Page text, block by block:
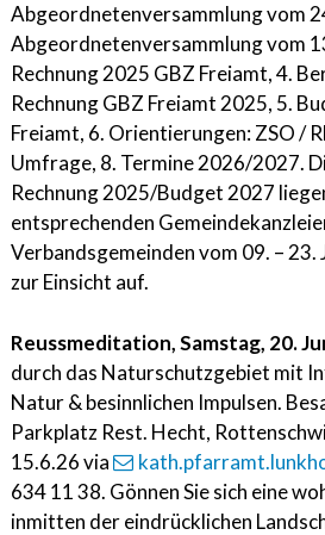
Abgeordnetenversammlung vom
Abgeordnetenversammlung vom
Rechnung 2025 GBZ Freiamt, 4.
Rechnung GBZ Freiamt 2025, 5.
Freiamt, 6. Orientierungen: ZSO /
Umfrage, 8. Termine 2026/2027.
Rechnung 2025/Budget 2027
entsprechenden
Verbandsgemeinden vom 09. –
zur Einsicht auf.
Reussmeditation, Samstag, 20.
durch das Naturschutzgebiet mit
Natur & besinnlichen Impulsen.
Parkplatz Rest. Hecht,
15.6.26 via
634 11 38. Gönnen Sie sich eine
inmitten der eindrücklichen